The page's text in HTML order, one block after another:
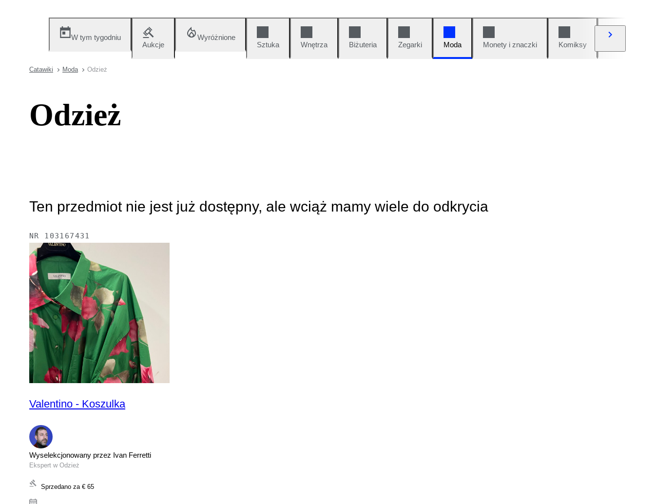
W tym tygodniu
Aukcje
Wyróżnione
Sztuka
Wnętrza Biżuteria Zegarki Moda Monety i znaczki Komiksy
Catawiki Moda Odzież
Odzież
Ten przedmiot nie jest już dostępny, ale wciąż mamy wiele do odkrycia
NR 103167431
Valentino - Koszulka
Wyselekcjonowany przez Ivan Ferretti
Ekspert w Odzież
Sprzedano za € 65